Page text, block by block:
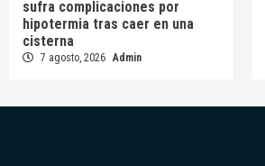
sufra complicaciones por
hipotermia tras caer en una
cisterna
7 agosto, 2026 Admin